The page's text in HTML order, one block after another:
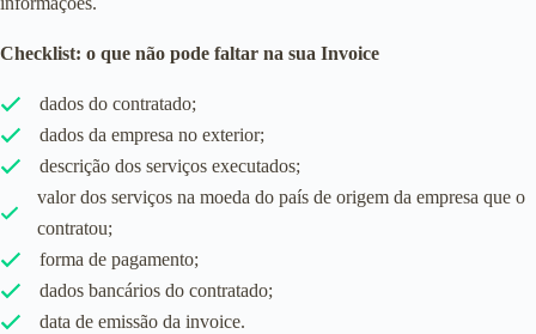
Checklist: o que não pode faltar na sua Invoice
dados do contratado;
dados da empresa no exterior;
descrição dos serviços executados;
valor dos serviços na moeda do país de origem da empresa que o
contratou;
forma de pagamento;
dados bancários do contratado;
data de emissão da invoice.